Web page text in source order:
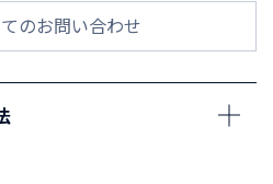
のお問い合わせ